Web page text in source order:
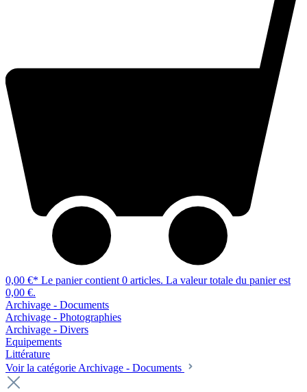
0,00 €* Le panier contient 0 articles. La valeur totale du panier est
0,00 €.
Archivage - Documents
Archivage - Photographies
Archivage - Divers
Equipements
Littérature
Voir la catégorie Archivage - Documents